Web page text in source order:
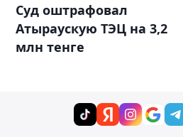
Суд оштрафовал
Атыраускую ТЭЦ на 3,2
млн тенге